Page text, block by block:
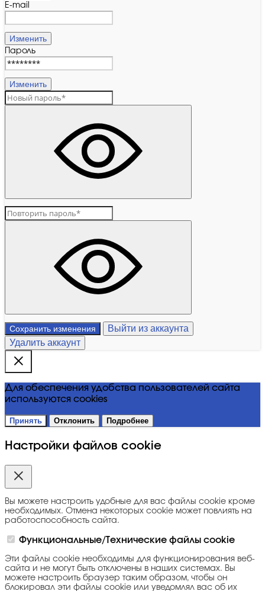
E-mail
Изменить
Пароль
Изменить
Сохранить изменения
Выйти из аккаунта
Удалить аккаунт
Для обеспечения удобства пользователей сайта
используются cookies
Принять Отклонить Подробнее
Настройки файлов cookie
Вы можете настроить удобные для вас файлы cookie кроме
необходимых. Отмена некоторых cookie может повлиять на
работоспособность сайта.
Функциональные/Технические файлы cookie
Эти файлы cookie необходимы для функционирования веб-
сайта и не могут быть отключены в наших системах. Вы
можете настроить браузер таким образом, чтобы он
блокировал эти файлы cookie или уведомлял вас об их